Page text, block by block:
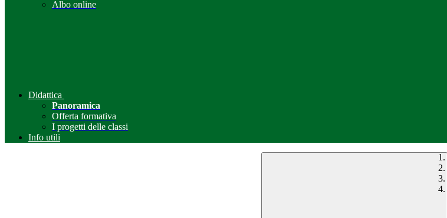
Albo online
Didattica
Panoramica
Offerta formativa
I progetti delle classi
Info utili